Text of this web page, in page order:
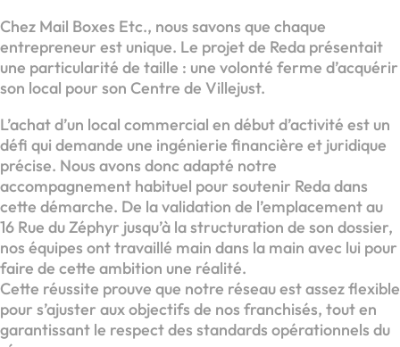
Chez Mail Boxes Etc., nous savons que chaque
entrepreneur est unique. Le projet de Reda présentait
une particularité de taille : une volonté ferme d’acquérir
son local pour son Centre de Villejust.
L’achat d’un local commercial en début d’activité est un
défi qui demande une ingénierie financière et juridique
précise. Nous avons donc adapté notre
accompagnement habituel pour soutenir Reda dans
cette démarche. De la validation de l’emplacement au
16 Rue du Zéphyr jusqu’à la structuration de son dossier,
nos équipes ont travaillé main dans la main avec lui pour
faire de cette ambition une réalité.
Cette réussite prouve que notre réseau est assez flexible
pour s’ajuster aux objectifs de nos franchisés, tout en
garantissant le respect des standards opérationnels du